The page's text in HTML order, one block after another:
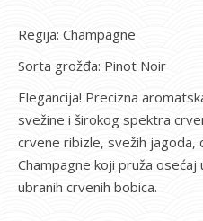
Regija: Champagne
Sorta grožđa: Pinot Noir
Elegancija! Precizna
svežine i širokog spektra
crvene ribizle, svežih jagoda,
Champagne koji pruža
ubranih crvenih bobica.